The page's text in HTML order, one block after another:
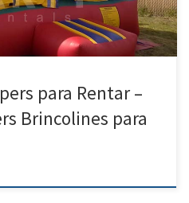
para Rentar –
Brincolines para